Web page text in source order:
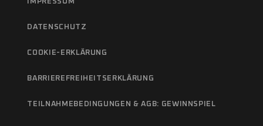
IMPRESSUM
DATENSCHUTZ
COOKIE-ERKLÄRUNG
BARRIEREFREIHEITSERKLÄRUNG
TEILNAHMEBEDINGUNGEN & AGB: GEWINNSPIEL